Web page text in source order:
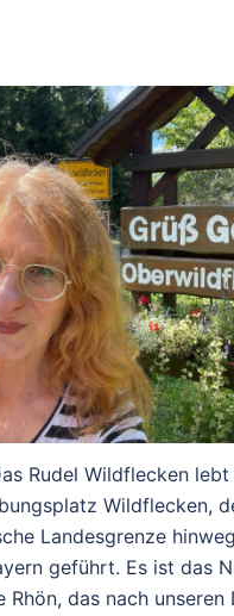
Rudel Wildflecken
Wildflecken,
Landesgrenze
geführt. Es ist das
Rhön, das nach